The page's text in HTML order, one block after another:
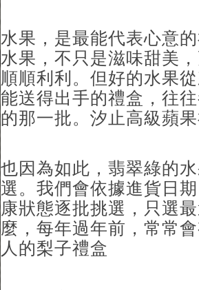
水果，是最能代表心意
水果，不只是滋味甜美
順順利利。但好的水果
能送得出手的禮盒，往
的那一批。汐止高級蘋
也因為如此，翡翠綠的
選。我們會依據進貨日
康狀態逐批挑選，只選
麼，每年過年前，常常
人的梨子禮盒